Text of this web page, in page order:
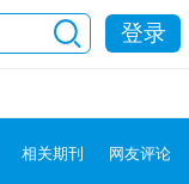
登录
相关期刊 网友评论